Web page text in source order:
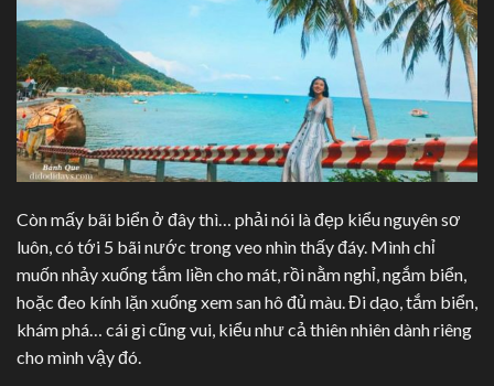
Còn mấy bãi biển ở đây thì… phải nói là đẹp kiểu nguyên sơ
luôn, có tới 5 bãi nước trong veo nhìn thấy đáy. Mình chỉ
muốn nhảy xuống tắm liền cho mát, rồi nằm nghỉ, ngắm biển,
hoặc đeo kính lặn xuống xem san hô đủ màu. Đi dạo, tắm biển,
khám phá… cái gì cũng vui, kiểu như cả thiên nhiên dành riêng
cho mình vậy đó.